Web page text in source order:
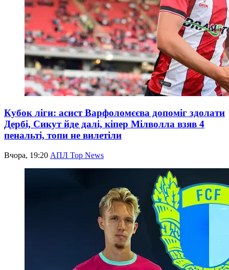
Кубок ліги: асист Варфоломєєва допоміг здолати
Дербі, Сикут йде далі, кіпер Мілволла взяв 4
пенальті, топи не вилетіли
Вчора, 19:20 АПЛ Top News